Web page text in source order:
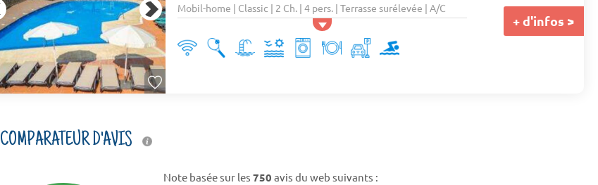
Mobil-home | Classic | 2 Ch. | 4 pers. | Terrasse surélevée | A/C
+ d'infos >
COMPARATEUR D'AVIS
Note basée sur les750 avis du web suivants :